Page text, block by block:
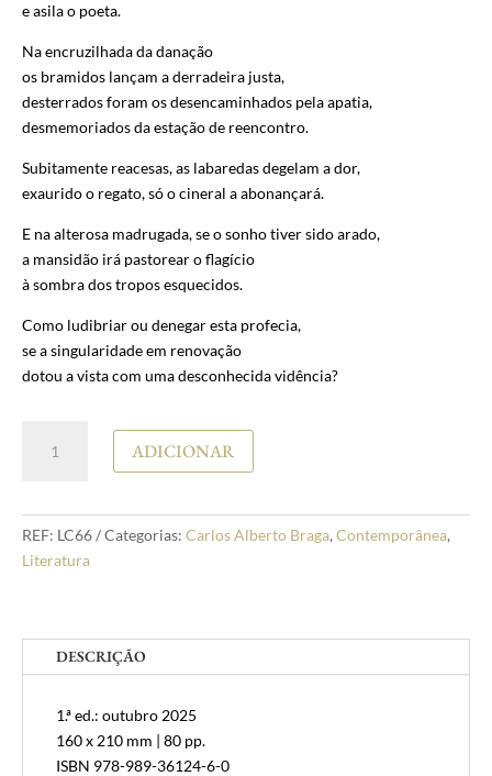
e asila o poeta.
Na encruzilhada da danação
os bramidos lançam a derradeira justa,
desterrados foram os desencaminhados pela apatia,
desmemoriados da estação de reencontro.
Subitamente reacesas, as labaredas degelam a dor,
exaurido o regato, só o cineral a abonançará.
E na alterosa madrugada, se o sonho tiver sido arado,
a mansidão irá pastorear o flagício
à sombra dos tropos esquecidos.
Como ludibriar ou denegar esta profecia,
se a singularidade em renovação
dotou a vista com uma desconhecida vidência?
Braga
A
língua
ADICIONAR
REF: LC66 Categorias: Carlos Alberto Braga, Contemporânea,
Literatura
DESCRIÇÃO
1.ª ed.: outubro 2025
160 x 210 mm | 80 pp.
ISBN 978-989-36124-6-0